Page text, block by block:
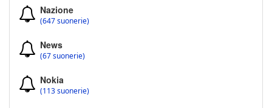
Nazione
(647 suonerie)
News
(67 suonerie)
Nokia
(113 suonerie)